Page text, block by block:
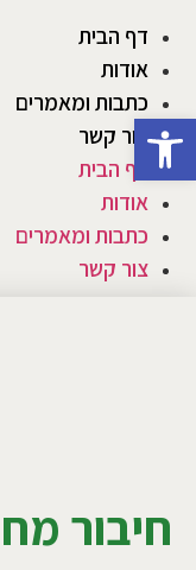
דף הבית
אודות
כתבות ומאמרים
צור קשר
דף הבית
אודות
כתבות ומאמרים
צור קשר
חיבור
פתח סרגל נגישות